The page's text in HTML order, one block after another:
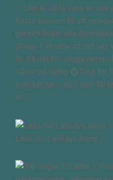
✨ Det är att få vara en
första skissen till ett
genom livets alla
glädje i att veta att det jag
år. Att det blir något
något på riktigt 💍Tack för
som består – och som får
er 🤍
Less isn’t always more ✨